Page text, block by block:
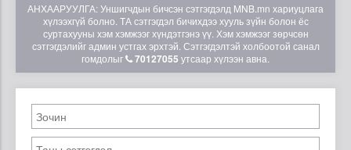
АНХААРУУЛГА: Уншигчдын бичсэн сэтгэгдэлд MNB.mn хариуцлага
хүлээхгүй болно. ТА сэтгэгдэл бичихдээ хууль зүйн болон ёс
суртахууны хэм хэмжээг хүндэтгэнэ үү. Хэм хэмжээг зөрчсөн
сэтгэгдэлийг админ устгах эрхтэй. Сэтгэгдэлтэй холбоотой санал
гомдолыг
70127055 утсаар хүлээн авна.